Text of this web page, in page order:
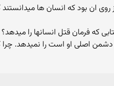
که فرمان قتل انسانها را میدهد؟
اصلی او است را نمیدهد.